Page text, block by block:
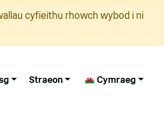
cyfieithu rhowch wybod i ni
Straeon Cymraeg